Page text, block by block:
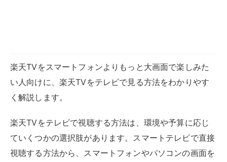
自分の生活スタイルや視聴環境、予算に合わせて最適な
方法を選べば、映画やドラマ、スポーツなど、楽天TV
記事を参考にしてぴったりな視聴方法を探してみましょ
う。